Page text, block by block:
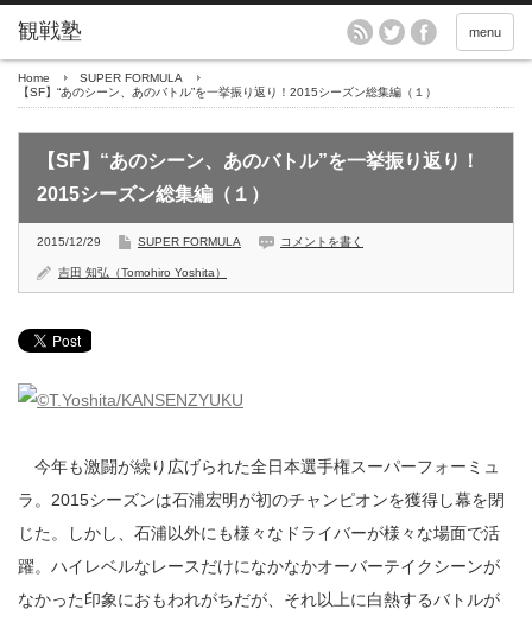
menu
Home
SUPER FORMULA
【SF】“あのシーン、あのバトル”を一挙振り返り！2015シーズン総集編（１）
【SF】“あのシーン、あのバトル”を一挙振り返り！
2015シーズン総集編（１）
2015/12/29 SUPER FORMULA コメントを書く
吉田 知弘（Tomohiro Yoshita）
今年も激闘が繰り広げられた全日本選手権スーパーフォーミュ
ラ。2015シーズンは石浦宏明が初のチャンピオンを獲得し幕を閉
じた。しかし、石浦以外にも様々なドライバーが様々な場面で活
躍。ハイレベルなレースだけになかなかオーバーテイクシーンが
なかった印象におもわれがちだが、それ以上に白熱するバトルが